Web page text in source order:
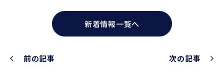
新着情報一覧へ
前の記事 次の記事